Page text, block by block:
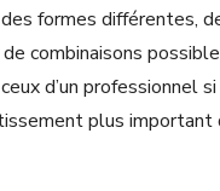
formes différentes,
combinaisons
d’un professionnel
plus important